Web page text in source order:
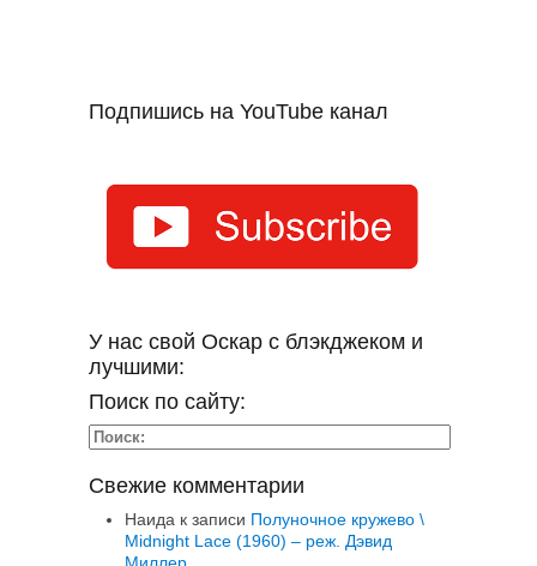
Подпишись на YouTube канал
У нас свой Оскар с блэкджеком и
лучшими:
Поиск по сайту:
Свежие комментарии
Наида к записи Полуночное кружево \
Midnight Lace (1960) – реж. Дэвид
Миллер